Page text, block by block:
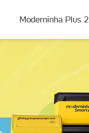
Moderninha Plus 2